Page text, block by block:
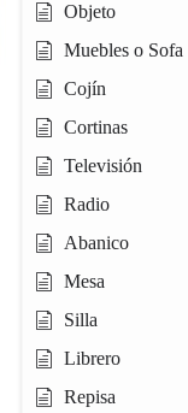
Objeto
Muebles o Sofa
Cojín
Cortinas
Televisión
Radio
Abanico
Mesa
Silla
Librero
Repisa